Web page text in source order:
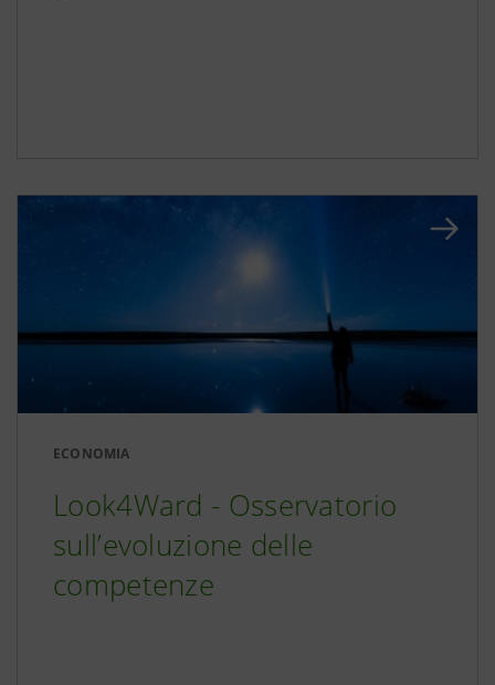
ECONOMIA
Look4Ward - Osservatorio
sull’evoluzione delle
competenze